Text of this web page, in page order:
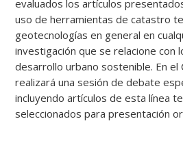
evaluados los artículos
uso de herramientas de catastro
geotecnologías en general en
investigación que se relacione con
desarrollo urbano sostenible. En el
realizará una sesión de debate
incluyendo artículos de esta línea
seleccionados para presentación